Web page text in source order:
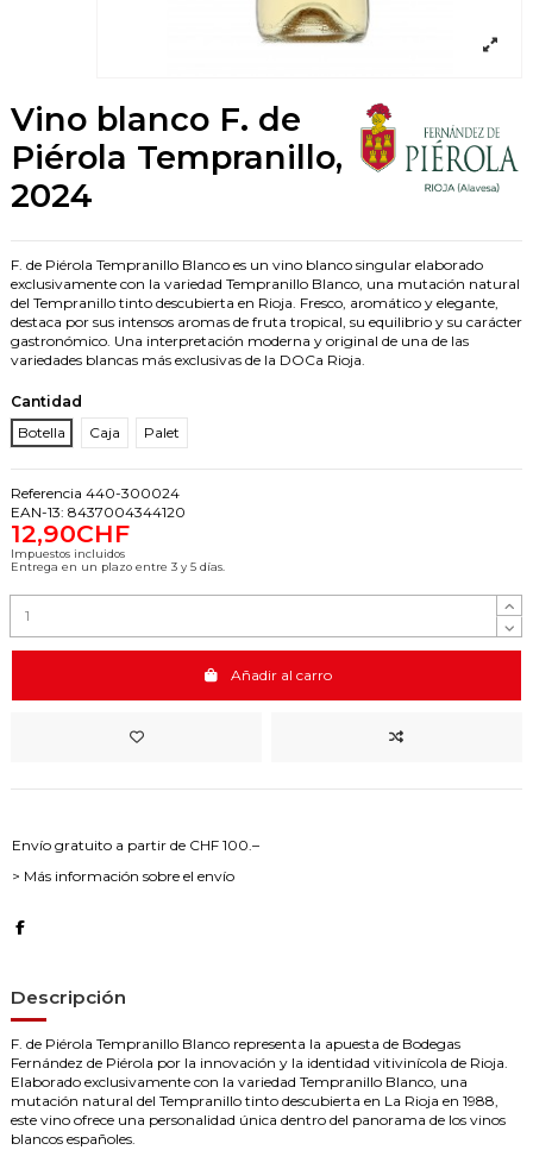
Vino blanco F. de
Piérola Tempranillo,
2024
F. de Piérola Tempranillo Blanco es un vino blanco singular elaborado
exclusivamente con la variedad Tempranillo Blanco, una mutación natural
del Tempranillo tinto descubierta en Rioja. Fresco, aromático y elegante,
destaca por sus intensos aromas de fruta tropical, su equilibrio y su carácter
gastronómico. Una interpretación moderna y original de una de las
variedades blancas más exclusivas de la DOCa Rioja.
Cantidad
Botella
Caja Palet
Referencia 440-300024
EAN-13: 8437004344120
12,90CHF
Impuestos incluidos
Entrega en un plazo entre 3 y 5 días.
Añadir al carro
Envío gratuito a partir de CHF 100.–
> Más información sobre el envío
Descripción
F. de Piérola Tempranillo Blanco representa la apuesta de Bodegas
Fernández de Piérola por la innovación y la identidad vitivinícola de Rioja.
Elaborado exclusivamente con la variedad Tempranillo Blanco, una
mutación natural del Tempranillo tinto descubierta en La Rioja en 1988,
este vino ofrece una personalidad única dentro del panorama de los vinos
blancos españoles.